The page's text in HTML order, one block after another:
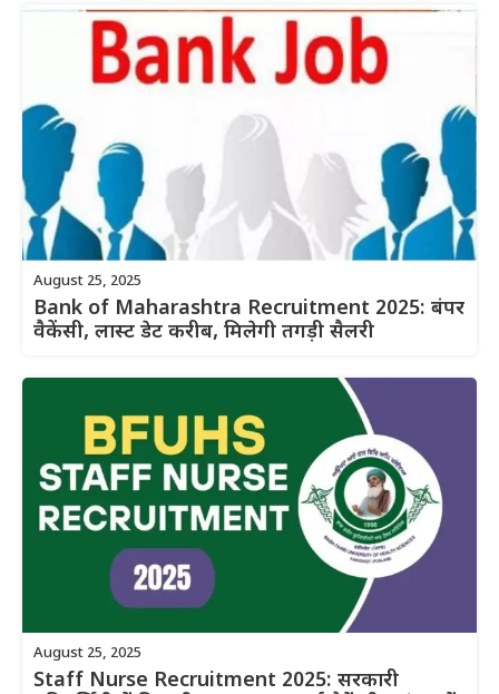
August 25, 2025
Bank of Maharashtra Recruitment 2025: बंपर
वैकेंसी, लास्ट डेट करीब, मिलेगी तगड़ी सैलरी
August 25, 2025
Staff Nurse Recruitment 2025: सरकारी